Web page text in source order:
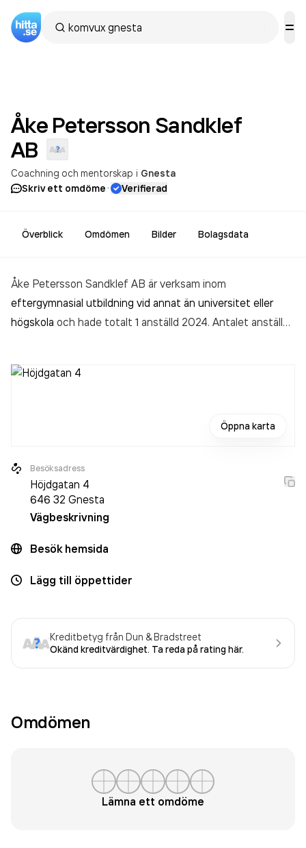
Åke Petersson Sandklef
AB
Coachning och mentorskap i Gnesta
Skriv ett omdöme· Verifierad
Överblick Omdömen Bilder Bolagsdata
Åke Petersson Sandklef AB är verksam inom
eftergymnasial utbildning vid annat än universitet eller
högskola och hade totalt 1 anställd 2024. Antalet anställda
omsatte 339 000,00 kr
Öppna karta
Besöksadress
Höjdgatan 4
646 32 Gnesta
Vägbeskrivning
Besök hemsida
Lägg till öppettider
Kreditbetyg från Dun & Bradstreet
Okänd kreditvärdighet. Ta reda på rating här.
Omdömen
Lämna ett omdöme